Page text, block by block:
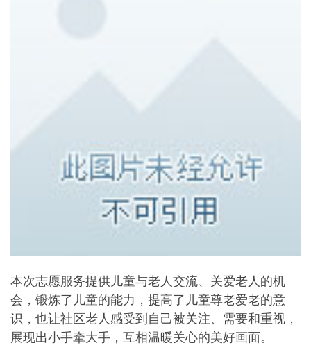
本次志愿服务提供儿童与老人交流、关爱老人的机
会，锻炼了儿童的能力，提高了儿童尊老爱老的意
识，也让社区老人感受到自己被关注、需要和重视，
展现出小手牵大手，互相温暖关心的美好画面。